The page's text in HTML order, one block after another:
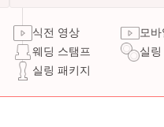
식전 영상
모
웨딩 스탬프
실링
실링 패키지